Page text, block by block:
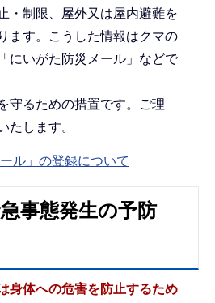
・制限、屋外又は屋内避難を
ます。こうした情報はクマの
にいがた防災メール」などで
守るための措置です。ご理
たします。
ル」の登録について
事態発生の予防
身体への危害を防止するため